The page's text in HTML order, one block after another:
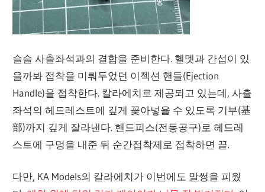
슬슬 사출좌석과의 결합을 준비한다. 헬멧과 간섭이 있
을까봐 접착을 미뤄두었던 이젝션 핸들(Ejection
Handle)을 접착한다. 칼라에치로 제공되고 있는데, 사출
좌석의 헤드레스트에 깊게 꽂아넣을 수 있도록 기부(基
部)까지 깊게 잘라낸다. 핸드피스(전동공구)로 헤드레
스트에 구멍을 내준 뒤 순간접착제로 접착하면 끝.
다만, KA Models의 칼라에치가 이번에도 말썽을 피웠